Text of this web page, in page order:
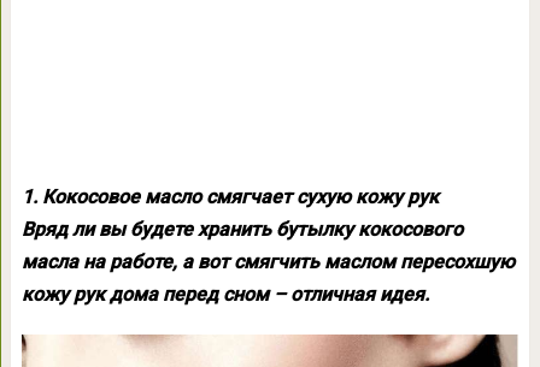
1. Кокосовое масло смягчает сухую кожу рук
Вряд ли вы будете хранить бутылку кокосового
масла на работе, а вот смягчить маслом пересохшую
кожу рук дома перед сном – отличная идея.